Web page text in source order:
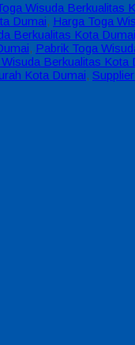
Wisuda Berkualitas
Dumai, Harga Toga
Berkualitas Kota Dumai
, Pabrik Toga
Berkualitas Kota
Kota Dumai,